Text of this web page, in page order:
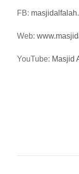
FB:
Web:
YouTube: Masjid